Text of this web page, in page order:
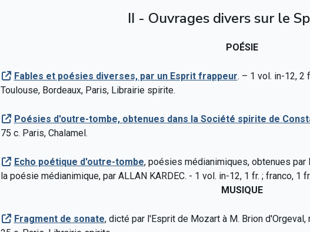
II - Ouvrages divers sur le
POÉSIE
Fables et poésies diverses, par un Esprit frappeur. – 1 vol. in-12, 2
Toulouse, Bordeaux, Paris, Librairie spirite.
Poésies d'outre-tombe, obtenues dans la Société spirite de
75 c. Paris, Chalamel.
Echo poétique d'outre-tombe, poésies médianimiques, obtenues
la poésie médianimique, par ALLAN KARDEC. - 1 vol. in-12, 1 fr. ; franco, 1
MUSIQUE
Fragment de sonate, dicté par l'Esprit de Mozart à M. Brion